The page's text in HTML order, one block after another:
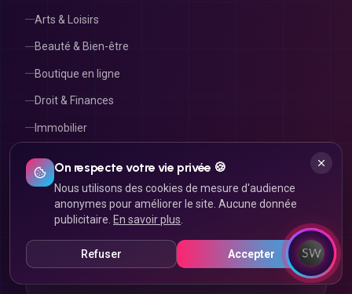
Arts & Loisirs
Beauté & Bien-être
Boutique en ligne
Droit & Finances
Immobilier
RECONNUS & CERTIFIÉS
Ils nous font confiance
On respecte votre vie privée 🍪
Nous utilisons des cookies de mesure d'audience
anonymes pour améliorer le site. Aucune donnée
publicitaire. En savoir plus
Refuser Accepter